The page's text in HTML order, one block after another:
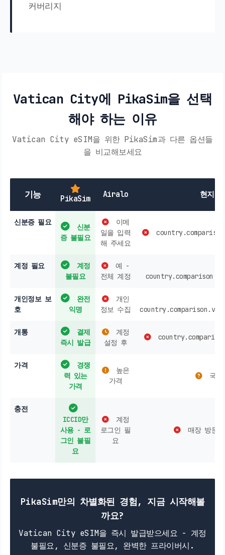
커버리지
Vatican City에 PikaSim을 선택
해야 하는 이유
Vatican City eSIM을 위한 PikaSim과 다른 옵션들
을 비교해보세요
기능 PikaSim Airalo 현지
신분증 필요
신분
증 불필요
이메
일을 입력
해 주세요
계정 필요
계정
불필요
예 -
전체 계정
개인정보 보
호
완전
익명
개인
정보 수집
개통
결제
즉시 발급
계정
설정 후
가격
경쟁
력 있는
가격
높은
가격
국
충전
ICCID만
사용 - 로
그인 불필
요
계정
로그인 필
요
매장 방문
PikaSim만의 차별화된 경험, 지금 시작해볼
까요?
Vatican City eSIM을 즉시 발급받으세요 - 계정
불필요, 신분증 불필요, 완벽한 프라이버시.